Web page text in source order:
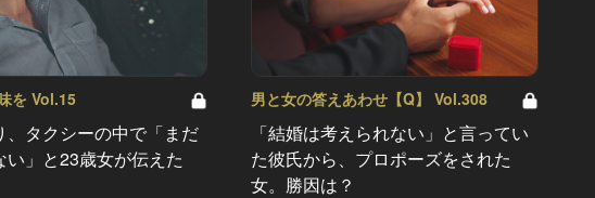
を Vol.15
、タクシーの中で「まだ
い」と23歳女が伝えた
男と女の答えあわせ【Q】 Vol.308
「結婚は考えられない」と言ってい
た彼氏から、プロポーズをされた
女。勝因は？